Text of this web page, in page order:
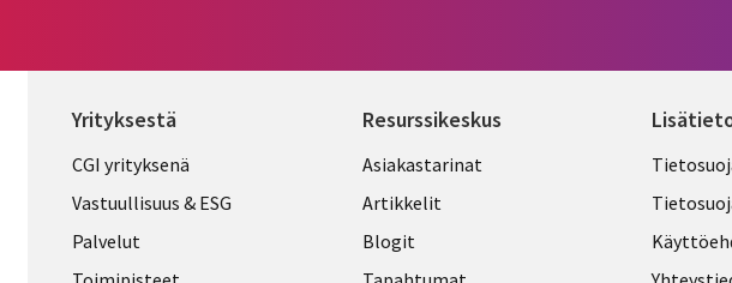
Yrityksestä
Useful
links
FINLAND
CGI yrityksenä
Vastuullisuus & ESG
Palvelut
Resurssikeskus
Library
Links
FINLAND
Asiakastarinat
Artikkelit
Blogit
Legal